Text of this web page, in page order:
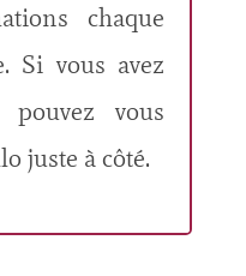
chaque
Si vous avez
vous
juste à côté.